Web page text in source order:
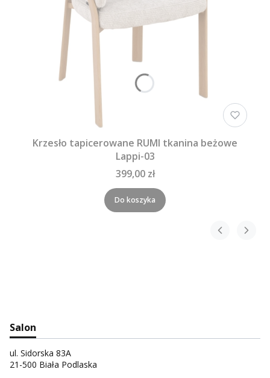
Krzesło tapicerowane RUMI tkanina beżowe
Lappi-03
399,00 zł
Do koszyka
Salon
ul. Sidorska 83A
21-500 Biała Podlaska